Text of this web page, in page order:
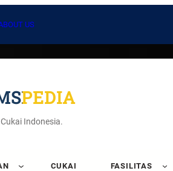
US
Indonesia.
CUKAI FASILITAS